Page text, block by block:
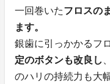
一回巻いたフロスの
ます。
銀歯に引っかかるフ
定のボタンも改良し
のハリの持続力も大